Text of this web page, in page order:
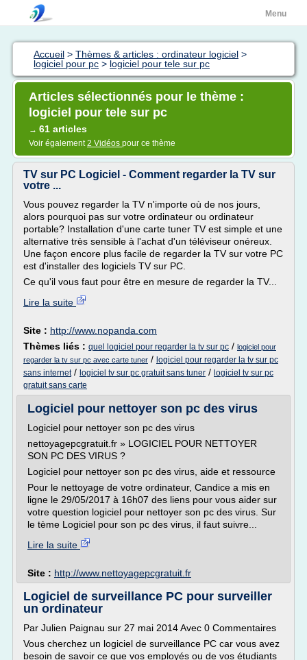
Menu
Accueil > Thèmes & articles : ordinateur logiciel >
logiciel pour pc > logiciel pour tele sur pc
Articles sélectionnés pour le thème :
logiciel pour tele sur pc
→ 61 articles
Voir également2 Vidéos pour ce thème
TV sur PC Logiciel - Comment regarder la TV sur
votre ...
Vous pouvez regarder la TV n'importe où de nos jours,
alors pourquoi pas sur votre ordinateur ou ordinateur
portable? Installation d'une carte tuner TV est simple et une
alternative très sensible à l'achat d'un téléviseur onéreux.
Une façon encore plus facile de regarder la TV sur votre PC
est d'installer des logiciels TV sur PC.
Ce qu'il vous faut pour être en mesure de regarder la TV...
Lire la suite
Site : http://www.nopanda.com
Thèmes liés : quel logiciel pour regarder la tv sur pc / logiciel pour
regarder la tv sur pc avec carte tuner / logiciel pour regarder la tv sur pc
sans internet/ logiciel tv sur pc gratuit sans tuner / logiciel tv sur pc
gratuit sans carte
Logiciel pour nettoyer son pc des virus
Logiciel pour nettoyer son pc des virus
nettoyagepcgratuit.fr » LOGICIEL POUR NETTOYER
SON PC DES VIRUS ?
Logiciel pour nettoyer son pc des virus, aide et ressource
Pour le nettoyage de votre ordinateur, Candice a mis en
ligne le 29/05/2017 à 16h07 des liens pour vous aider sur
votre question logiciel pour nettoyer son pc des virus. Sur
le tème Logiciel pour son pc des virus, il faut suivre...
Lire la suite
Site : http://www.nettoyagepcgratuit.fr
Logiciel de surveillance PC pour surveiller
un ordinateur
Par Julien Paignau sur 27 mai 2014 Avec 0 Commentaires
Vous cherchez un logiciel de surveillance PC car vous avez
besoin de savoir ce que vos employés ou de vos étudiants